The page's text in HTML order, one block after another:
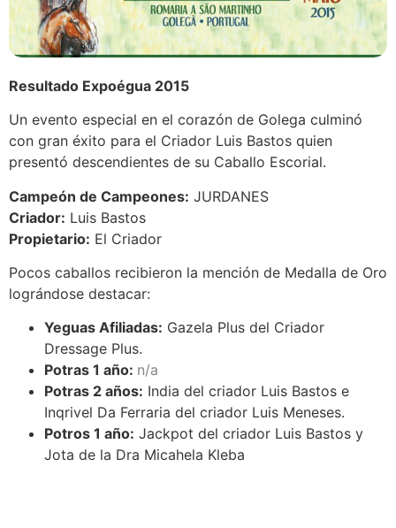
Resultado Expoégua 2015
Un evento especial en el corazón de Golega culminó
con gran éxito para el Criador Luis Bastos quien
presentó descendientes de su Caballo Escorial.
Campeón de Campeones: JURDANES
Criador: Luis Bastos
Propietario: El Criador
Pocos caballos recibieron la mención de Medalla de Oro
lográndose destacar:
Yeguas Afiliadas: Gazela Plus del Criador
Dressage Plus.
Potras 1 año: n/a
Potras 2 años: India del criador Luis Bastos e
Inqrivel Da Ferraria del criador Luis Meneses.
Potros 1 año: Jackpot del criador Luis Bastos y
Jota de la Dra Micahela Kleba